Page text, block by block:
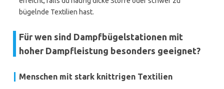
bügelnde Textilien hast.
Für wen sind Dampfbügelstationen mit
hoher Dampfleistung besonders geeignet?
Menschen mit stark knittrigen Textilien